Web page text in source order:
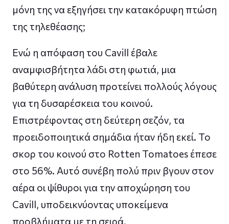
μόνη της να εξηγήσει την κατακόρυφη πτώση
της τηλεθέασης;
Ενώ η απόφαση του Cavill έβαλε
αναμφισβήτητα λάδι στη φωτιά, μια
βαθύτερη ανάλυση προτείνει πολλούς λόγους
για τη δυσαρέσκεια του κοινού.
Επιστρέφοντας στη δεύτερη σεζόν, τα
προειδοποιητικά σημάδια ήταν ήδη εκεί. Το
σκορ του κοινού στο Rotten Tomatoes έπεσε
στο 56%. Αυτό συνέβη πολύ πριν βγουν στον
αέρα οι ψίθυροι για την αποχώρηση του
Cavill, υποδεικνύοντας υποκείμενα
προβλήματα με τη σειρά.